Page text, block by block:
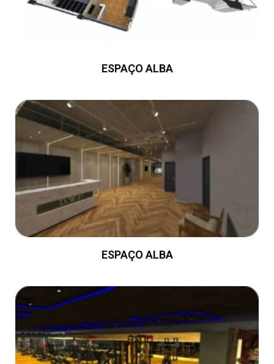
ESPAÇO ALBA
ESPAÇO ALBA